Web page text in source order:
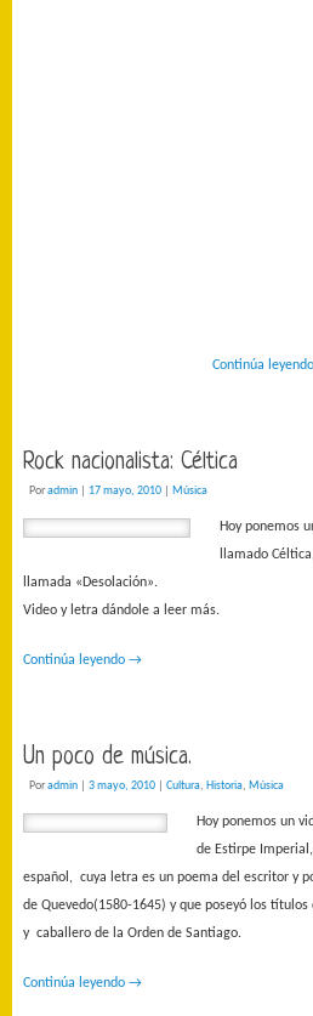
Continúa leyendo
Rock nacionalista: Céltica
Poradmin 17 mayo, 2010 Música
Hoy ponemos
llamado
llamada «Desolación».
Video y letra dándole a leer más.
Continúa leyendo →
Un poco de música.
Poradmin 3 mayo, 2010 Cultura, Historia, Música
Hoy ponemos un
de Estirpe
español, cuya letra es un poema del escritor y
de Quevedo(1580-1645) y que poseyó los títulos
y caballero de la Orden de Santiago.
Continúa leyendo →